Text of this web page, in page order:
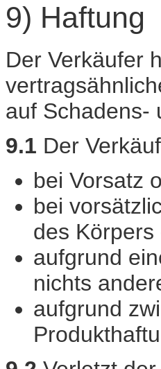
9) Haftung
Der Verkäufer
auf Schadens-
9.1 Der
bei Vorsatz
bei
des
aufgrund
nichts
aufgrund